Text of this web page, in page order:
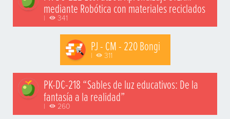
mediante Robótica con materiales reciclados
| 341
PJ - CM - 220 Bongi
| 311
PK-DC-218 “Sables de luz educativos: De la
fantasía a la realidad”
| 260